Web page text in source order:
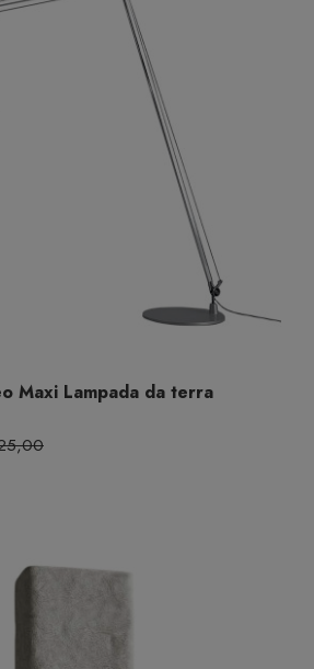
Maxi Lampada da terra